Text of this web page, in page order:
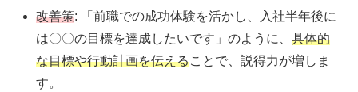
改善策: 「前職での成功体験を活かし、入社半年後に
は〇〇の目標を達成したいです」のように、具体的
な目標や行動計画を伝えることで、説得力が増しま
す。